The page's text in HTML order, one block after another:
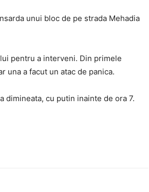
unui bloc de pe strada Mehadia
pentru a interveni. Din primele
una a facut un atac de panica.
dimineata, cu putin inainte de ora 7.